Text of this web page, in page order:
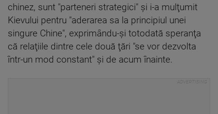
chinez, sunt "parteneri strategici" şi i-a mulţumit
Kievului pentru "aderarea sa la principiul unei
singure Chine", exprimându-şi totodată speranţa
că relaţiile dintre cele două ţări "se vor dezvolta
într-un mod constant" şi de acum înainte.